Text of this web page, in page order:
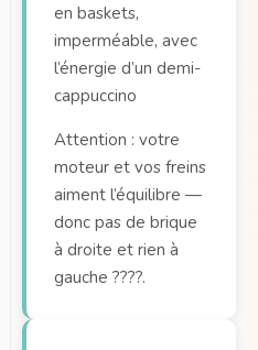
en baskets,
imperméable, avec
l’énergie d’un demi-
cappuccino
Attention : votre
moteur et vos freins
aiment l’équilibre —
donc pas de brique
à droite et rien à
gauche ????.